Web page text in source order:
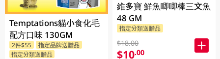
Temptations貓小食化毛
配方口味 130GM
2件$55
指定品牌送贈品
指定分類送贈品
維多寶 鮮魚唧唧棒三文魚
48 GM
指定分類送贈品
$18.00
$10.00